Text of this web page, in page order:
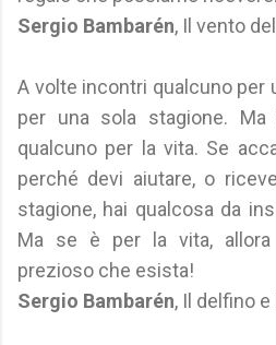
Sergio Bambarén, Il vento
A volte incontri qualcuno per
per una sola stagione.
qualcuno per la vita. Se
perché devi aiutare, o
stagione, hai qualcosa da
Ma se è per la vita,
prezioso che esista!
Sergio Bambarén, Il delfino